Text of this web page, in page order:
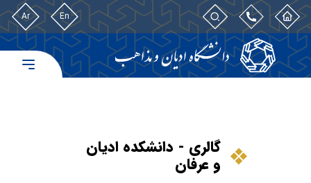
En
Ar
گالری - دانشکده ادیان
و عرفان